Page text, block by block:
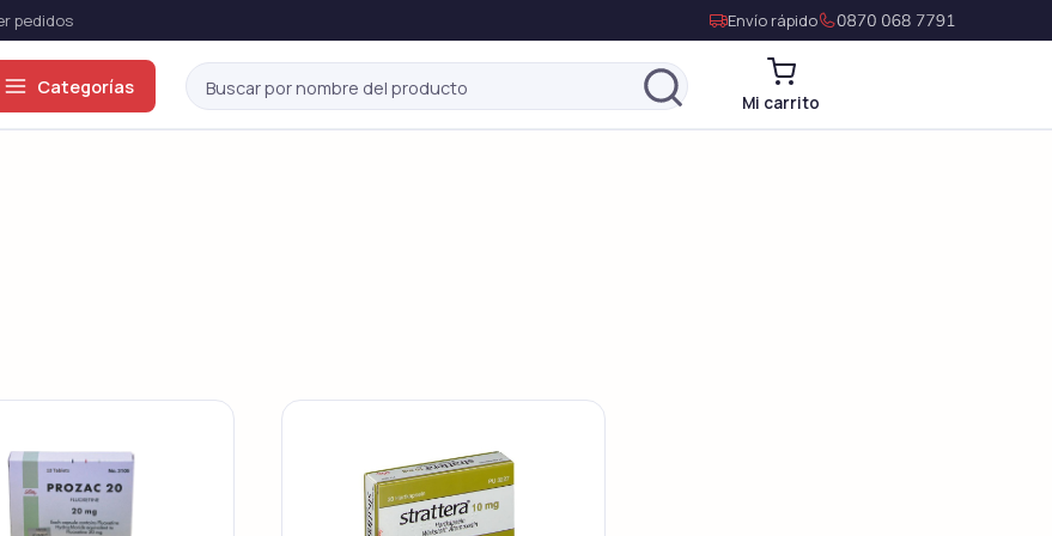
pedidos Envío rápido
Categorías
→
Sildenafil Tadalafil
Mi carrito